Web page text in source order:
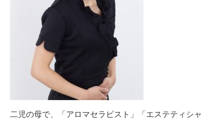
二児の母で、「アロマセラピスト」「エステティシャ